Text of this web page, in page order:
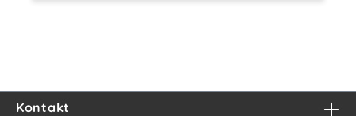
Kontakt